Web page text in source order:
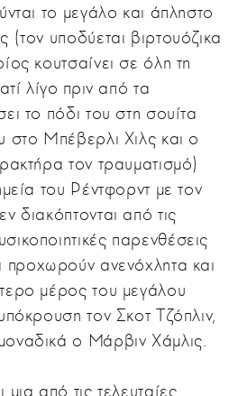
το μεγάλο και άπληστο
(τον υποδύεται βιρτουόζικα
κουτσαίνει σε όλη τη
λίγο πριν από τα
το πόδι του στη σουίτα
στο Μπέβερλι Χιλς και ο
τον τραυματισμό)
του Ρέντφορντ με τον
διακόπτονται από τις
παρενθέσεις
προχωρούν ανενόχλητα και
μέρος του μεγάλου
τον Σκοτ Τζόπλιν,
ο Μάρβιν Χάμλις.
από τις τελευταίες